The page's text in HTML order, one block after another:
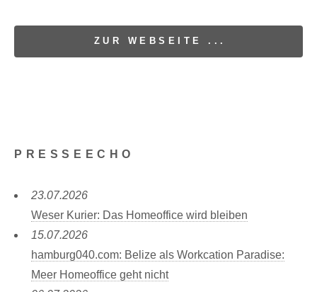
ZUR WEBSEITE ...
PRESSEECHO
23.07.2026
Weser Kurier: Das Homeoffice wird bleiben
15.07.2026
hamburg040.com: Belize als Workcation Paradise:
Meer Homeoffice geht nicht